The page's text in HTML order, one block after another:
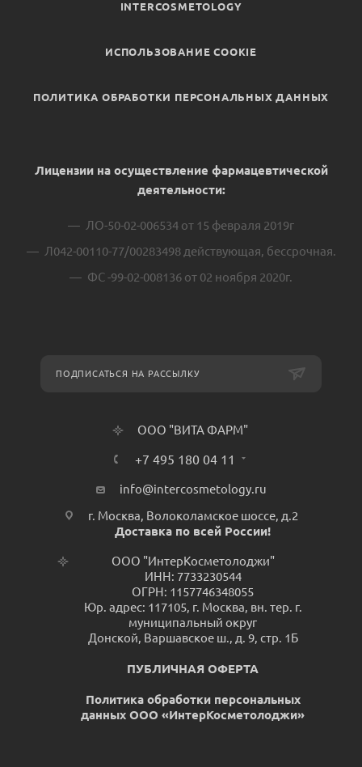
INTERCOSMETOLOGY
ИСПОЛЬЗОВАНИЕ COOKIE
ПОЛИТИКА ОБРАБОТКИ ПЕРСОНАЛЬНЫХ ДАННЫХ
Лицензии на осуществление фармацевтической
деятельности:
ЛО-50-02-006534 от 15 февраля 2019г
Л042-00110-77/00283498 действующая, бессрочная.
ФС -99-02-008136 от 02 ноября 2020г.
ПОДПИСАТЬСЯ НА РАССЫЛКУ
ООО "ВИТА ФАРМ"
+7 495 180 04 11
info@intercosmetology.ru
г. Москва, Волоколамское шоссе, д.2
Доставка по всей России!
ООО "ИнтерКосметолоджи"
ИНН: 7733230544
ОГРН: 1157746348055
Юр. адрес: 117105, г. Москва, вн. тер. г.
муниципальный округ
Донской, Варшавское ш., д. 9, стр. 1Б
ПУБЛИЧНАЯ ОФЕРТА
Политика обработки персональных
данных ООО «ИнтерКосметолоджи»